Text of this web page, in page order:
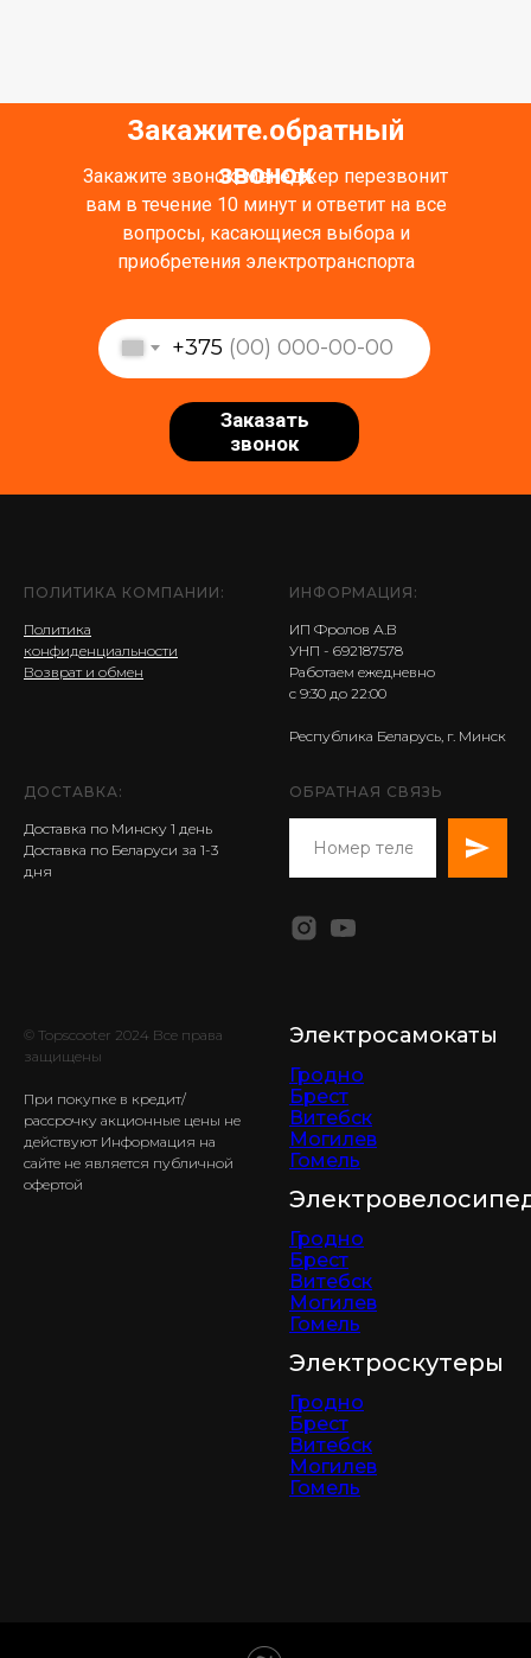
Закажите обратный
звонок
Закажите звонок, менеджер перезвонит
вам в течение 10 минут и ответит на все
вопросы, касающиеся выбора и
приобретения электротранспорта
+375
Заказать
звонок
.
ПОЛИТИКА КОМПАНИИ:
Политика
конфиденциальности
Возврат и обмен
ИНФОРМАЦИЯ:
ИП Фролов А.В
УНП - 692187578
Работаем ежедневно
с 9:30 до 22:00
Республика Беларусь, г. Минск
ДОСТАВКА:
Доставка по Минску 1 день
Доставка по Беларуси за 1-3
дня
ОБРАТНАЯ СВЯЗЬ
© Topscooter 2024 Все права
защищены
При покупке в кредит/
рассрочку акционные цены не
действуют Информация на
сайте не является публичной
офертой
Электросамокаты
Гродно
Брест
Витебск
Могилев
Гомель
Гродно
Брест
Витебск
Могилев
Гомель
Электроскутеры
Гродно
Брест
Витебск
Могилев
Гомель